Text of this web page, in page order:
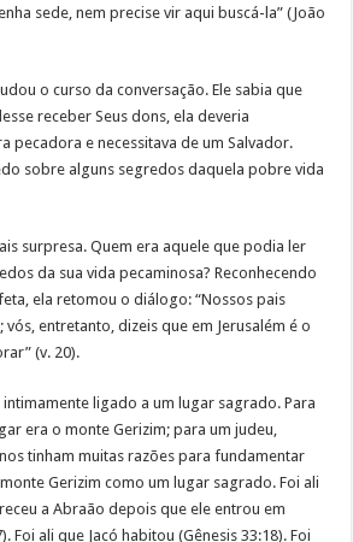
sede, nem precise vir aqui buscá-la” (João
o curso da conversação. Ele sabia que
receber Seus dons, ela deveria
pecadora e necessitava de um Salvador.
sobre alguns segredos daquela pobre vida
surpresa. Quem era aquele que podia ler
da sua vida pecaminosa? Reconhecendo
ela retomou o diálogo: “Nossos pais
entretanto, dizeis que em Jerusalém é o
(v. 20).
ligado a um lugar sagrado. Para
era o monte Gerizim; para um judeu,
tinham muitas razões para fundamentar
Gerizim como um lugar sagrado. Foi ali
a Abraão depois que ele entrou em
Foi ali que Jacó habitou (Gênesis 33:18). Foi